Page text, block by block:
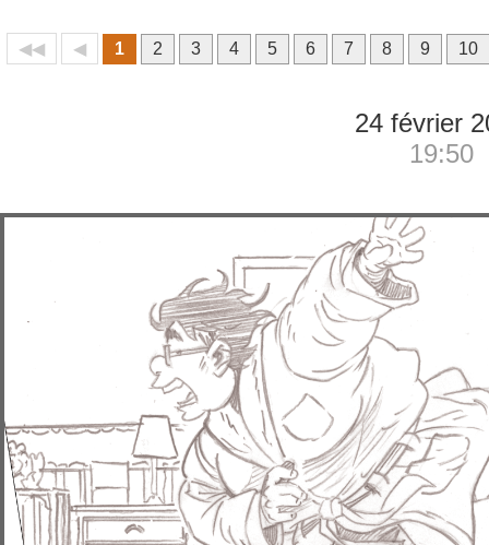
◀◀ ◀ 1 2 3 4 5 6 7 8 9 10
24 février
19:50